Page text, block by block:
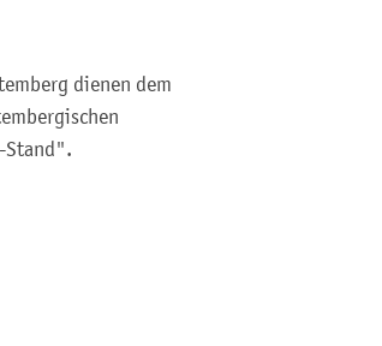
dienen dem
Stand".